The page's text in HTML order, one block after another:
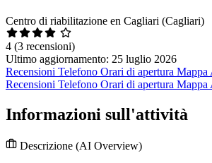
Centro di riabilitazione en Cagliari (Cagliari)
4 (3 recensioni)
Ultimo aggiornamento: 25 luglio 2026
Recensioni Telefono Orari di apertura Mappa
Recensioni Telefono Orari di apertura Mappa
Informazioni sull'attività
Descrizione (AI Overview)